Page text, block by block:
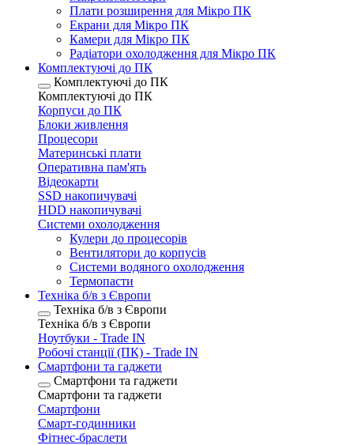
Плати розширення для Мікро ПК
Екрани для Мікро ПК
Камери для Мікро ПК
Радіатори охолодження для Мікро ПК
Комплектуючі до ПК
Комплектуючі до ПК
Комплектуючі до ПК
Корпуси до ПК
Блоки живлення
Процесори
Материнські плати
Оперативна пам'ять
Відеокарти
SSD накопичувачі
HDD накопичувачі
Системи охолодження
Кулери до процесорів
Вентилятори до корпусів
Системи водяного охолодження
Термопасти
Техніка б/в з Європи
Техніка б/в з Європи
Техніка б/в з Європи
Ноутбуки - Trade IN
Робочі станції (ПК) - Trade IN
Смартфони та гаджети
Смартфони та гаджети
Смартфони та гаджети
Смартфони
Смарт-годинники
Фітнес-браслети